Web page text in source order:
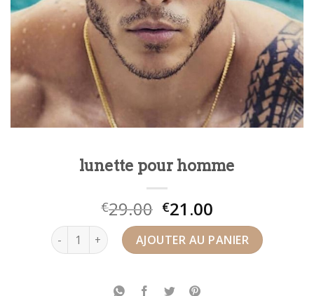
lunette pour homme
€29.00 €21.00
quantité de lunette pour homme
AJOUTER AU PANIER